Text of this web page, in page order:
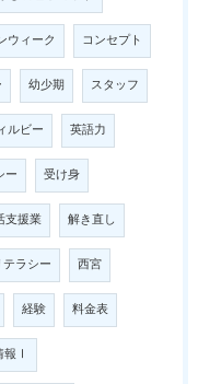
ウィーク コンセプト
幼少期 スタッフ
ルビー 英語力
ー 受け身
支援業 解き直し
ラシー 西宮
経験 料金表
報Ⅰ